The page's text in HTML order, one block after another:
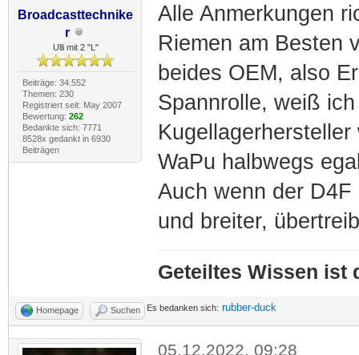
Broadcasttechnike
r
Ulli mit 2 "L"
Beiträge: 34.552
Themen: 230
Registriert seit: May 2007
Bewertung: 262
Bedankte sich: 7771
8528x gedankt in 6930
Beiträgen
Alle Anmerkungen
Riemen am Besten
beides OEM, also
Spannrolle, weiß
Kugellagerhersteller
WaPu halbwegs
Auch wenn der
und breiter,
Geteiltes Wissen ist
Homepage Suchen Es bedanken sich: rubber-duck
05.12.2022, 09:28